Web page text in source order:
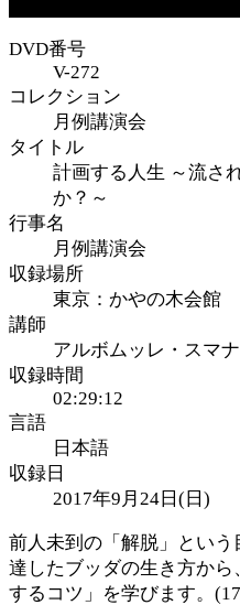
DVD番号
V-272
コレクション
月例講演会
タイトル
計画する人生 ～流さ
か？～
行事名
月例講演会
収録場所
東京：かやの木会館
講師
アルボムッレ・スマ
収録時間
02:29:12
言語
日本語
収録日
2017年9月24日(日)
前人未到の「解脱」とい
達したブッダの生き方か
するコツ」を学びます。